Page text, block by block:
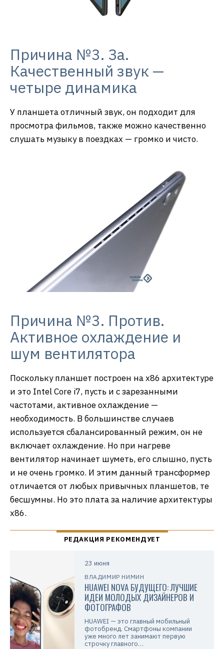
Причина №3. За.
Качественный звук —
четыре динамика
У планшета отличный звук, он подходит для
просмотра фильмов, также можно качественно
слушать музыку в поездках — громко и чисто.
Причина №3. Против.
Активное охлаждение и
шум вентилятора
Поскольку планшет построен на х86 архитектуре
и это Intel Core i7, пусть и с зарезанными
частотами, активное охлаждение —
необходимость. В большинстве случаев
используется сбалансированный режим, он не
включает охлаждение. Но при нагреве
вентилятор начинает шуметь, его слышно, пусть
и не очень громко. И этим данный трансформер
отличается от любых привычных планшетов, те
бесшумны. Но это плата за наличие архитектуры
х86.
23 июня
ВЛАДИМИР НИМИН
HUAWEI NOVA БУДУЩЕГО: ЛУЧШИЕ
ИДЕИ МОЛОДЫХ ДИЗАЙНЕРОВ И
ФОТОГРАФОВ
HUAWEI — это главный мобильный
фотобренд. Смартфоны компании
уже много лет занимают первую
строчку главного…